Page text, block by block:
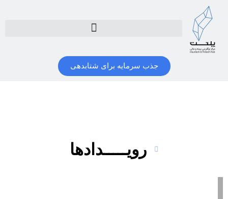
جذب سرمایه برای شتابدهی
رویـــــدادها